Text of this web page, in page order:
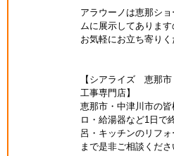
アラウーノは恵那シ
ムに展示してあります
お気軽にお立ち寄り
【シアライズ 恵那
工事専門店】
恵那市・中津川市の
ロ・給湯器など1日で
呂・キッチンのリフ
まで是非ご相談くださ